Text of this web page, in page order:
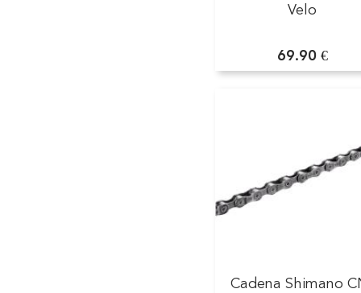
Velo
69.90 €
Cadena Shimano